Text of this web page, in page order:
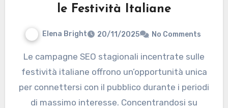
le Festività Italiane
Elena Bright 20/11/2025 No Comments
Le campagne SEO stagionali incentrate sulle
festività italiane offrono un’opportunità unica
per connettersi con il pubblico durante i periodi
di massimo interesse. Concentrandosi su